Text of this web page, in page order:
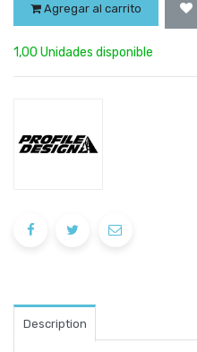
Agregar al carrito
1,00 Unidades disponible
Description